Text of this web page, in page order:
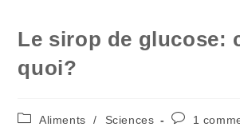
Le sirop de glucose:
quoi?
PostAliments / Sciences 1